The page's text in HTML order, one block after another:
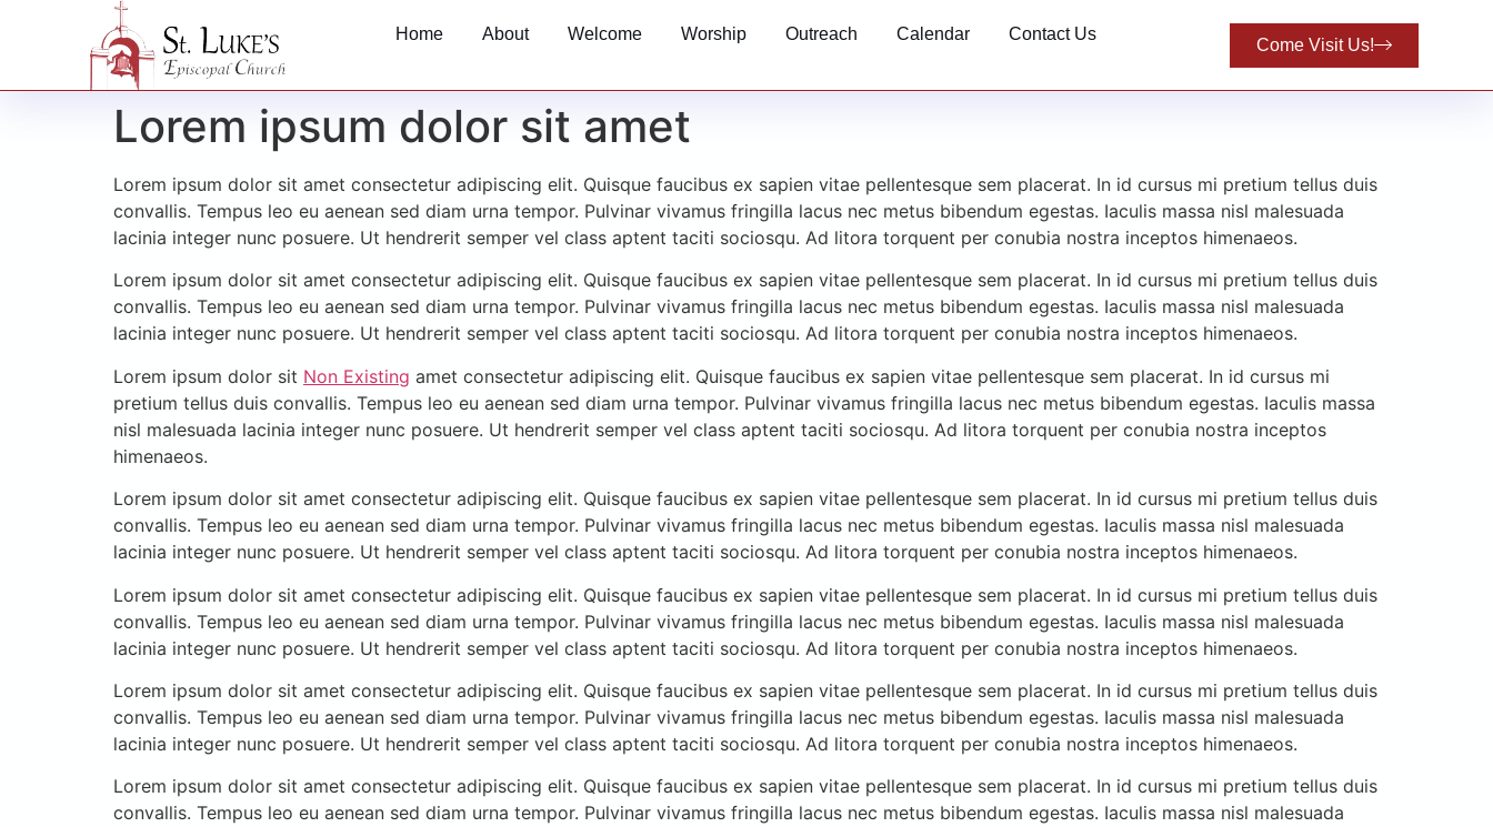
Home About Welcome Worship Outreach Calendar Contact Us
Come Visit Us!
Lorem ipsum dolor sit amet
Lorem ipsum dolor sit amet consectetur adipiscing elit. Quisque faucibus ex sapien vitae pellentesque sem placerat. In id cursus mi pretium tellus duis
convallis. Tempus leo eu aenean sed diam urna tempor. Pulvinar vivamus fringilla lacus nec metus bibendum egestas. Iaculis massa nisl malesuada
lacinia integer nunc posuere. Ut hendrerit semper vel class aptent taciti sociosqu. Ad litora torquent per conubia nostra inceptos himenaeos.
Lorem ipsum dolor sit amet consectetur adipiscing elit. Quisque faucibus ex sapien vitae pellentesque sem placerat. In id cursus mi pretium tellus duis
convallis. Tempus leo eu aenean sed diam urna tempor. Pulvinar vivamus fringilla lacus nec metus bibendum egestas. Iaculis massa nisl malesuada
lacinia integer nunc posuere. Ut hendrerit semper vel class aptent taciti sociosqu. Ad litora torquent per conubia nostra inceptos himenaeos.
Lorem ipsum dolor sit Non Existing amet consectetur adipiscing elit. Quisque faucibus ex sapien vitae pellentesque sem placerat. In id cursus mi
pretium tellus duis convallis. Tempus leo eu aenean sed diam urna tempor. Pulvinar vivamus fringilla lacus nec metus bibendum egestas. Iaculis massa
nisl malesuada lacinia integer nunc posuere. Ut hendrerit semper vel class aptent taciti sociosqu. Ad litora torquent per conubia nostra inceptos
himenaeos.
Lorem ipsum dolor sit amet consectetur adipiscing elit. Quisque faucibus ex sapien vitae pellentesque sem placerat. In id cursus mi pretium tellus duis
convallis. Tempus leo eu aenean sed diam urna tempor. Pulvinar vivamus fringilla lacus nec metus bibendum egestas. Iaculis massa nisl malesuada
lacinia integer nunc posuere. Ut hendrerit semper vel class aptent taciti sociosqu. Ad litora torquent per conubia nostra inceptos himenaeos.
Lorem ipsum dolor sit amet consectetur adipiscing elit. Quisque faucibus ex sapien vitae pellentesque sem placerat. In id cursus mi pretium tellus duis
convallis. Tempus leo eu aenean sed diam urna tempor. Pulvinar vivamus fringilla lacus nec metus bibendum egestas. Iaculis massa nisl malesuada
lacinia integer nunc posuere. Ut hendrerit semper vel class aptent taciti sociosqu. Ad litora torquent per conubia nostra inceptos himenaeos.
Lorem ipsum dolor sit amet consectetur adipiscing elit. Quisque faucibus ex sapien vitae pellentesque sem placerat. In id cursus mi pretium tellus duis
convallis. Tempus leo eu aenean sed diam urna tempor. Pulvinar vivamus fringilla lacus nec metus bibendum egestas. Iaculis massa nisl malesuada
lacinia integer nunc posuere. Ut hendrerit semper vel class aptent taciti sociosqu. Ad litora torquent per conubia nostra inceptos himenaeos.
Lorem ipsum dolor sit amet consectetur adipiscing elit. Quisque faucibus ex sapien vitae pellentesque sem placerat. In id cursus mi pretium tellus duis
convallis. Tempus leo eu aenean sed diam urna tempor. Pulvinar vivamus fringilla lacus nec metus bibendum egestas. Iaculis massa nisl malesuada